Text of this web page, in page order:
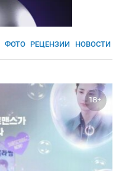
ФОТО РЕЦЕНЗИИ НОВОСТИ
18+